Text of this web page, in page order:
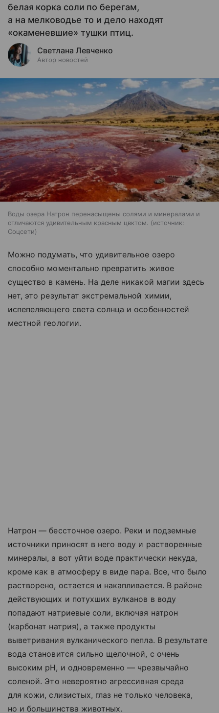
белая корка соли по берегам,
а на мелководье то и дело находят
«окаменевшие» тушки птиц.
Светлана Левченко
Автор новостей
Воды озера Натрон перенасыщены солями и минералами и
отличаются удивительным красным цвктом.
источник:
Соцсети
Можно подумать, что удивительное озеро
способно моментально превратить живое
существо в камень. На деле никакой магии здесь
нет, это результат экстремальной химии,
испепеляющего света солнца и особенностей
местной геологии.
Натрон — бессточное озеро. Реки и подземные
источники приносят в него воду и растворенные
минералы, а вот уйти воде практически некуда,
кроме как в атмосферу в виде пара. Все, что было
растворено, остается и накапливается. В районе
действующих и потухших вулканов в воду
попадают натриевые соли, включая натрон
(карбонат натрия), а также продукты
выветривания вулканического пепла. В результате
вода становится сильно щелочной, с очень
высоким pH, и одновременно — чрезвычайно
соленой. Это невероятно агрессивная среда
для кожи, слизистых, глаз не только человека,
но и большинства животных.